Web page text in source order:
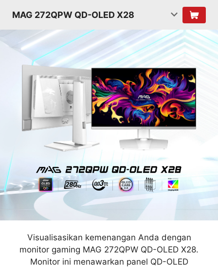
MAG 272QPW QD-OLED X28
Visualisasikan kemenangan Anda dengan
monitor gaming MAG 272QPW QD-OLED X28.
Monitor ini menawarkan panel QD-OLED